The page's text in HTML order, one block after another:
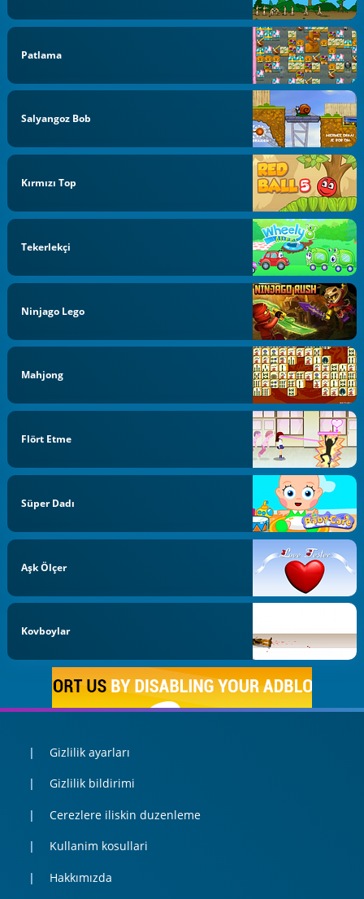
Patlama
Salyangoz Bob
Kırmızı Top
Tekerlekçi
Ninjago Lego
Mahjong
Flört Etme
Süper Dadı
Aşk Ölçer
Kovboylar
Gizlilik ayarları
Gizlilik bildirimi
Cerezlere iliskin duzenleme
Kullanim kosullari
Hakkımızda